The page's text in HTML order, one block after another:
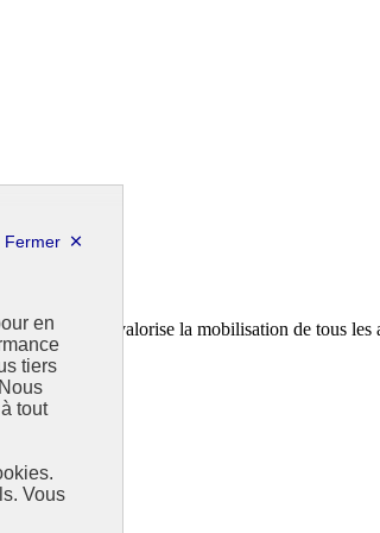
en
tiers
tout
Vous
la France. Il valorise la mobilisation de tous les